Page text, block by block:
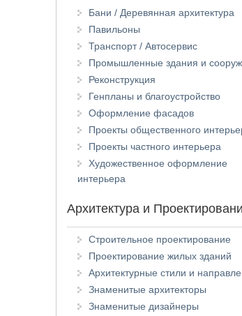
Бани / Деревянная архитектура
Павильоны
Транспорт / Автосервис
Промышленные здания и
Реконструкция
Генпланы и благоустройство
Оформление фасадов
Проекты общественного
Проекты частного интерьера
Художественное оформление
интерьера
Архитектура и
Строительное проектирование
Проектирование жилых зданий
Архитектурные стили и
Знаменитые архитекторы
Знаменитые дизайнеры